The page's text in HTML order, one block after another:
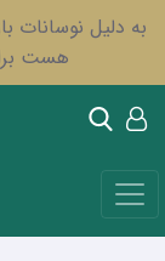
به دلیل نوسانات
هست